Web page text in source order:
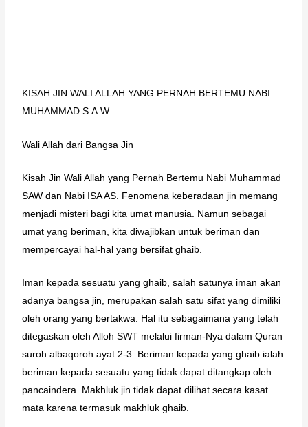
KISAH JIN WALI ALLAH YANG PERNAH BERTEMU NABI
MUHAMMAD S.A.W
Wali Allah dari Bangsa Jin
Kisah Jin Wali Allah yang Pernah Bertemu Nabi Muhammad
SAW dan Nabi ISA AS. Fenomena keberadaan jin memang
menjadi misteri bagi kita umat manusia. Namun sebagai
umat yang beriman, kita diwajibkan untuk beriman dan
mempercayai hal-hal yang bersifat ghaib.
Iman kepada sesuatu yang ghaib, salah satunya iman akan
adanya bangsa jin, merupakan salah satu sifat yang dimiliki
oleh orang yang bertakwa. Hal itu sebagaimana yang telah
ditegaskan oleh Alloh SWT melalui firman-Nya dalam Quran
suroh albaqoroh ayat 2-3. Beriman kepada yang ghaib ialah
beriman kepada sesuatu yang tidak dapat ditangkap oleh
pancaindera. Makhluk jin tidak dapat dilihat secara kasat
mata karena termasuk makhluk ghaib.